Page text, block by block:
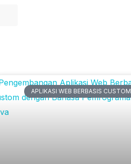
APLIKASI WEB BERBASIS CUSTOM